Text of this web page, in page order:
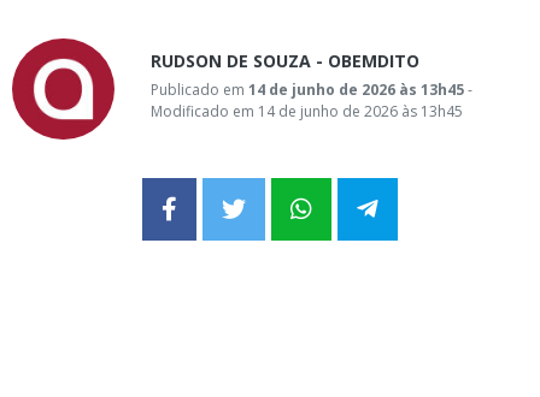
RUDSON DE SOUZA - OBEMDITO
Publicado em 14 de junho de 2026 às 13h45-
Modificado em 14 de junho de 2026 às 13h45